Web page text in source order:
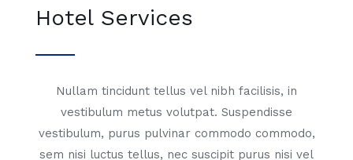
Hotel Services
Nullam tincidunt tellus vel nibh facilisis, in
vestibulum metus volutpat. Suspendisse
vestibulum, purus pulvinar commodo commodo,
sem nisi luctus tellus, nec suscipit purus nisi vel